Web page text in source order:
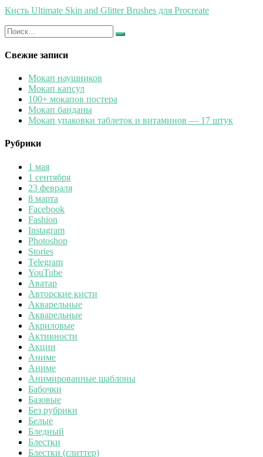
Кисть Ultimate Skin and Glitter Brushes для Procreate
Искать:
Найти
Свежие записи
Мокап наушников
Мокап капсул
100+ мокапов постера
Мокап банданы
Мокап упаковки таблеток и витаминов — 17 штук
Рубрики
1 мая
1 сентября
23 февраля
8 марта
Facebook
Fashion
Instagram
Photoshop
Stories
Telegram
YouTube
Аватар
Авторские кисти
Акварельные
Акварельные
Акриловые
Активности
Акции
Аниме
Аниме
Анимированные шаблоны
Бабочки
Базовые
Без рубрики
Белые
Бледный
Блестки
Блестки (глиттер)